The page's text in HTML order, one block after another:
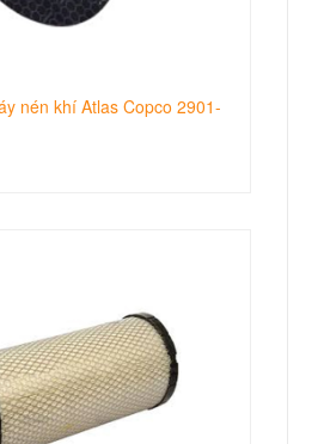
nén khí Atlas Copco 2901-